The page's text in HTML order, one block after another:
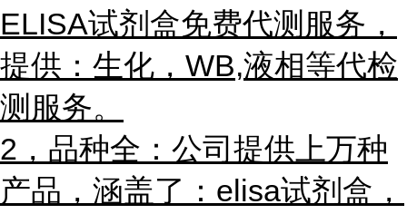
ELISA试剂盒免费代测服务，
提供：生化，WB,液相等代检
测服务。
2，品种全：公司提供上万种
产品，涵盖了：elisa试剂盒，